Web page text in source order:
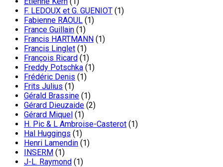
F. LEDOUX et G. GUENIOT (1)
Fabienne RAOUL (1)
France Guillain (1)
Francis HARTMANN (1)
Francis Linglet (1)
François Ricard (1)
Freddy Potschka (1)
Frédéric Denis (1)
Frits Julius (1)
Gérald Brassine (1)
Gérard Dieuzaide (2)
Gérard Miquel (1)
H. Pic & L Ambroise-Casterot (1)
Hal Huggings (1)
Henri Lamendin (1)
INSERM (1)
J-L. Raymond (1)